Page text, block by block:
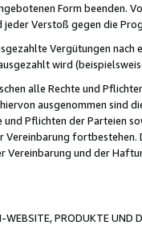
Form beenden.
Verstoß gegen die
Vergütungen
wird
alle Rechte und
ausgenommen sind
Pflichten der Parteien
Vereinbarung
Vereinbarung und der
PRODUKTE UND